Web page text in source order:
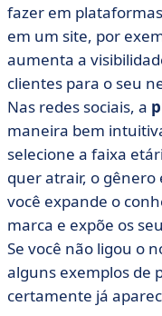
fazer em
em um site, por
aumenta a
clientes para o seu
Nas redes sociais, a
maneira bem
selecione a faixa
quer atrair, o gênero
você expande o
marca e expõe os
Se você não ligou o
alguns exemplos de
certamente já